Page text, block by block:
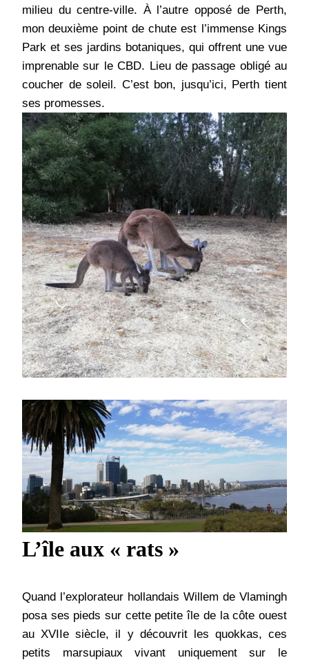
milieu du centre-ville. À l’autre opposé de Perth,
mon deuxième point de chute est l’immense Kings
Park et ses jardins botaniques, qui offrent une vue
imprenable sur le CBD. Lieu de passage obligé au
coucher de soleil. C’est bon, jusqu’ici, Perth tient
ses promesses.
L’île aux « rats »
Quand l’explorateur hollandais Willem de Vlamingh
posa ses pieds sur cette petite île de la côte ouest
au XVIIe siècle, il y découvrit les quokkas, ces
petits marsupiaux vivant uniquement sur le